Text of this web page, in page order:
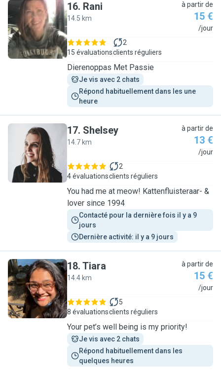
R
16. Rani
14.5 km
à partir de
15 €
/jour
15 évaluations
2
clients réguliers
Dierenoppas Met Passie
Je vis avec 2 chats
Répond habituellement dans les une
heure
S
17. Shelsey
14.7 km
à partir de
13 €
/jour
4 évaluations
2
clients réguliers
You had me at meow! Kattenfluisteraar- &
lover since 1994
Contacté pour la dernière fois il y a 9
jours
Dernière activité: il y a 9 jours
T
18. Tiara
14.4 km
à partir de
15 €
/jour
8 évaluations
5
clients réguliers
Your pet’s well being is my priority!
Je vis avec 2 chats
Répond habituellement dans les
quelques heures